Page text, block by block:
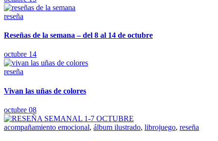
reseña
Reseñas de la semana – del 8 al 14 de octubre
octubre 14
reseña
Vivan las uñas de colores
octubre 08
acompañamiento emocional, álbum ilustrado, librojuego, reseña